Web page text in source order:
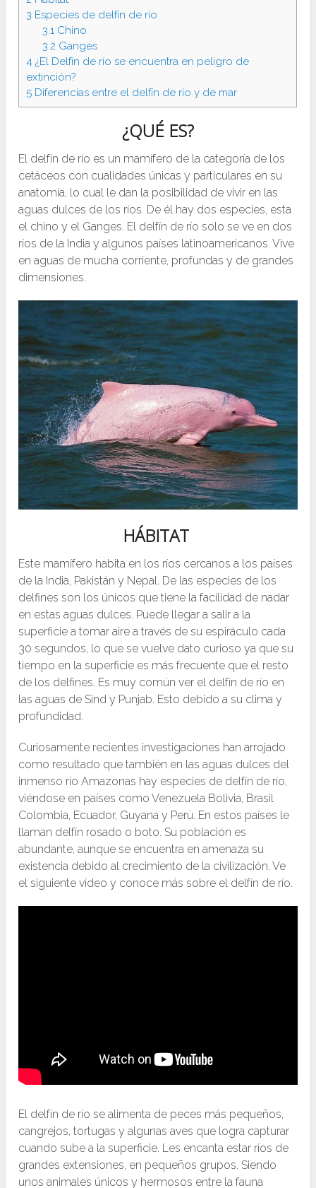
3 Especies de delfín de río
3.1Chino
3.2 Ganges
4 ¿El Delfín de río se encuentra en peligro de
extinción?
5 Diferencias entre el delfín de río y de mar
¿QUÉ ES?
El delfín de río es un mamífero de la categoría de los
cetáceos con cualidades únicas y particulares en su
anatomía, lo cual le dan la posibilidad de vivir en las
aguas dulces de los ríos. De él hay dos especies, esta
el chino y el Ganges. El delfín de río solo se ve en dos
ríos de la India y algunos países latinoamericanos. Vive
en aguas de mucha corriente, profundas y de grandes
dimensiones.
HÁBITAT
Este mamífero habita en los ríos cercanos a los países
de la India, Pakistán y Nepal. De las especies de los
delfines son los únicos que tiene la facilidad de nadar
en estas aguas dulces. Puede llegar a salir a la
superficie a tomar aire a través de su espiráculo cada
30 segundos, lo que se vuelve dato curioso ya que su
tiempo en la superficie es más frecuente que el resto
de los delfines. Es muy común ver el delfín de río en
las aguas de Sind y Punjab. Esto debido a su clima y
profundidad.
Curiosamente recientes investigaciones han arrojado
como resultado que también en las aguas dulces del
inmenso río Amazonas hay especies de delfín de río,
viéndose en países como Venezuela Bolivia, Brasil
Colombia, Ecuador, Guyana y Perú. En estos países le
llaman delfín rosado o boto. Su población es
abundante, aunque se encuentra en amenaza su
existencia debido al crecimiento de la civilización. Ve
el siguiente vídeo y conoce más sobre el delfín de río.
El delfín de río se alimenta de peces más pequeños,
cangrejos, tortugas y algunas aves que logra capturar
cuando sube a la superficie. Les encanta estar ríos de
grandes extensiones, en pequeños grupos. Siendo
unos animales únicos y hermosos entre la fauna